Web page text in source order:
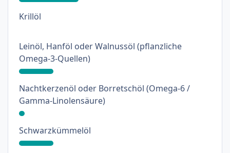
Krillöl: 0%
Leinöl, Hanföl oder Walnussöl (pflanzliche
Omega-3-Quellen): 18%
Nachtkerzenöl oder Borretschöl (Omega-6 /
Gamma-Linolensäure): 3%
Schwarzkümmelöl: 18%